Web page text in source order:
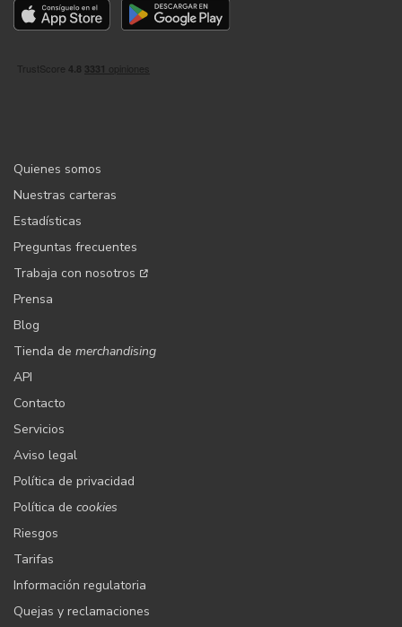
Quienes somos
Nuestras carteras
Estadísticas
Preguntas frecuentes
Trabaja con nosotros
Prensa
Blog
Tienda de merchandising
API
Contacto
Servicios
Aviso legal
Política de privacidad
Política de cookies
Riesgos
Tarifas
Información regulatoria
Quejas y reclamaciones